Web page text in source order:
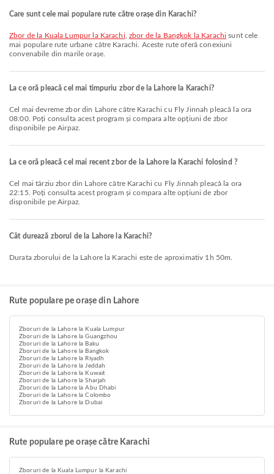
Care sunt cele mai populare rute către orașe din Karachi?
zbor de la Kuala Lumpur la Karachi ,zbor de la Bangkok la Karachi sunt cele
mai populare rute urbane către Karachi. Aceste rute oferă conexiuni
convenabile din marile orașe.
La ce oră pleacă cel mai timpuriu zbor de la Lahore la Karachi?
Cel mai devreme zbor din Lahore către Karachi cu Fly Jinnah pleacă la ora
08:00. Poți consulta acest program și compara alte opțiuni de zbor
disponibile pe Airpaz.
La ce oră pleacă cel mai recent zbor de la Lahore la Karachi folosind ?
Cel mai târziu zbor din Lahore către Karachi cu Fly Jinnah pleacă la ora
22:15. Poți consulta acest program și compara alte opțiuni de zbor
disponibile pe Airpaz.
Cât durează zborul de la Lahore la Karachi?
Durata zborului de la Lahore la Karachi este de aproximativ 1h 50m.
Rute populare pe orașe din Lahore
Zboruri de la Lahore la Kuala Lumpur
Zboruri de la Lahore la Guangzhou
Zboruri de la Lahore la Baku
Zboruri de la Lahore la Bangkok
Zboruri de la Lahore la Riyadh
Zboruri de la Lahore la Jeddah
Zboruri de la Lahore la Kuwait
Zboruri de la Lahore la Sharjah
Zboruri de la Lahore la Abu Dhabi
Zboruri de la Lahore la Colombo
Zboruri de la Lahore la Dubai
Rute populare pe orașe către Karachi
Zboruri de la Kuala Lumpur la Karachi